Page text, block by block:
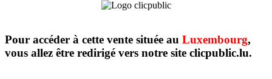
Pour accéder à cette vente située au Luxembourg,
vous allez être redirigé vers notre site clicpublic.lu.